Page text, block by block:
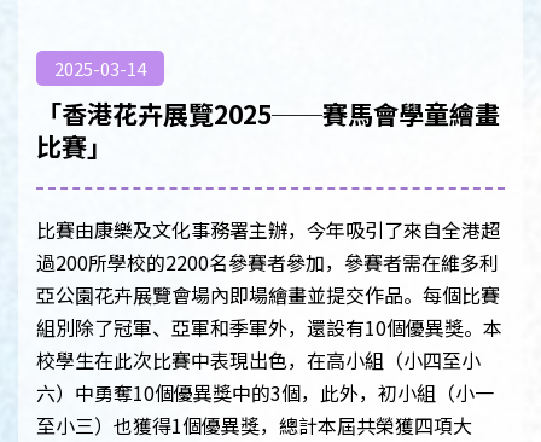
2025-03-14
「香港花卉展覽2025──賽馬會學童繪畫
比賽」
比賽由康樂及文化事務署主辦，今年吸引了來自全港超
過200所學校的2200名參賽者參加，參賽者需在維多利
亞公園花卉展覽會場內即場繪畫並提交作品。每個比賽
組別除了冠軍、亞軍和季軍外，還設有10個優異獎。本
校學生在此次比賽中表現出色，在高小組（小四至小
六）中勇奪10個優異獎中的3個，此外，初小組（小一
至小三）也獲得1個優異獎，總計本屆共榮獲四項大